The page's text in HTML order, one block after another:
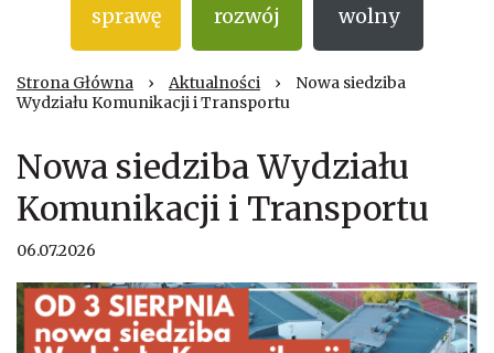
sprawę
rozwój
wolny
Strona Główna › Aktualności ›
Nowa siedziba
Wydziału Komunikacji i Transportu
Nowa siedziba Wydziału
Komunikacji i Transportu
06.07.2026